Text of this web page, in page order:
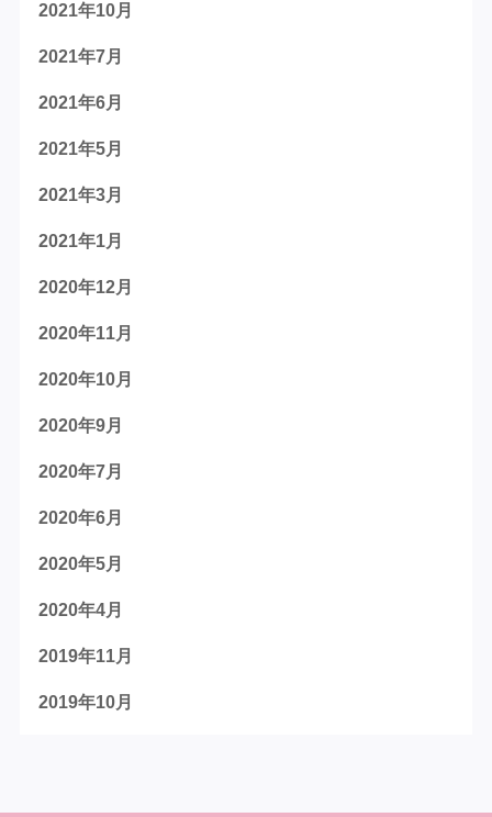
2021年10月
2021年7月
2021年6月
2021年5月
2021年3月
2021年1月
2020年12月
2020年11月
2020年10月
2020年9月
2020年7月
2020年6月
2020年5月
2020年4月
2019年11月
2019年10月